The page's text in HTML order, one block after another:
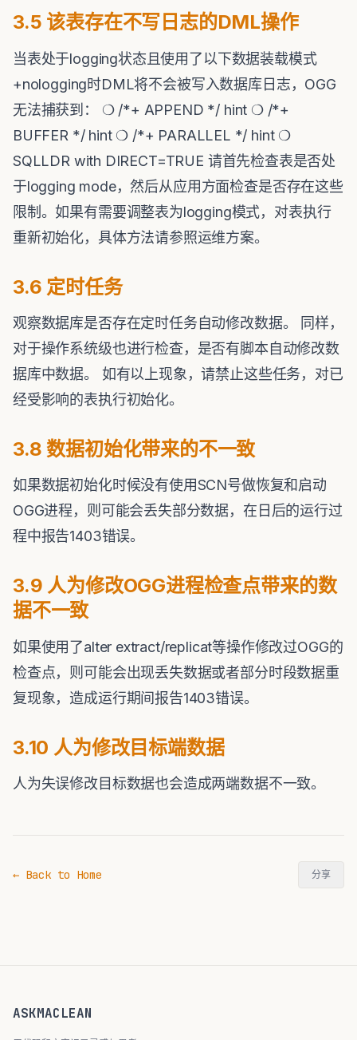
3.5 该表存在不写日志的DML操作
当表处于logging状态且使用了以下数据装载模式
+nologging时DML将不会被写入数据库日志，OGG
无法捕获到： ❍ /*+ APPEND */ hint ❍ /*+
BUFFER */ hint ❍ /*+ PARALLEL */ hint ❍
SQLLDR with DIRECT=TRUE 请首先检查表是否处
于logging mode，然后从应用方面检查是否存在这些
限制。如果有需要调整表为logging模式，对表执行
重新初始化，具体方法请参照运维方案。
3.6 定时任务
观察数据库是否存在定时任务自动修改数据。 同样，
对于操作系统级也进行检查，是否有脚本自动修改数
据库中数据。 如有以上现象，请禁止这些任务，对已
经受影响的表执行初始化。
3.8 数据初始化带来的不一致
如果数据初始化时候没有使用SCN号做恢复和启动
OGG进程，则可能会丢失部分数据，在日后的运行过
程中报告1403错误。
3.9 人为修改OGG进程检查点带来的数
据不一致
如果使用了alter extract/replicat等操作修改过OGG的
检查点，则可能会出现丢失数据或者部分时段数据重
复现象，造成运行期间报告1403错误。
3.10 人为修改目标端数据
人为失误修改目标数据也会造成两端数据不一致。
← Back to Home 分享
ASKMACLEAN